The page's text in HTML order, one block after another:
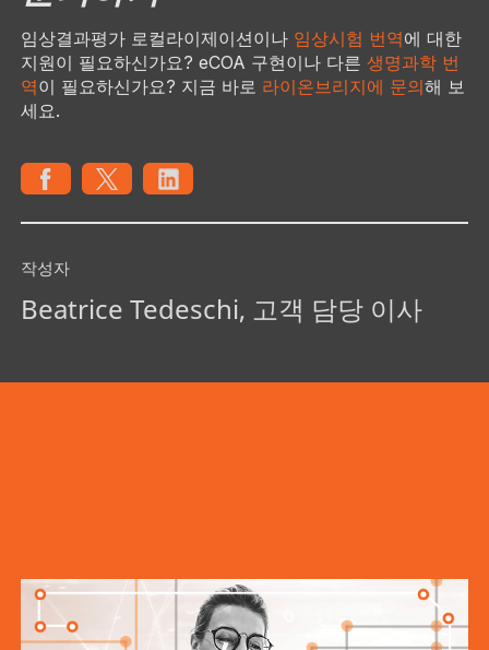
임상결과평가 로컬라이제이션이나 임상시험 번역에 대한
지원이 필요하신가요? eCOA 구현이나 다른 생명과학 번
역이 필요하신가요? 지금 바로 라이온브리지에 문의해 보
세요.
작성자
Beatrice Tedeschi, 고객 담당 이사